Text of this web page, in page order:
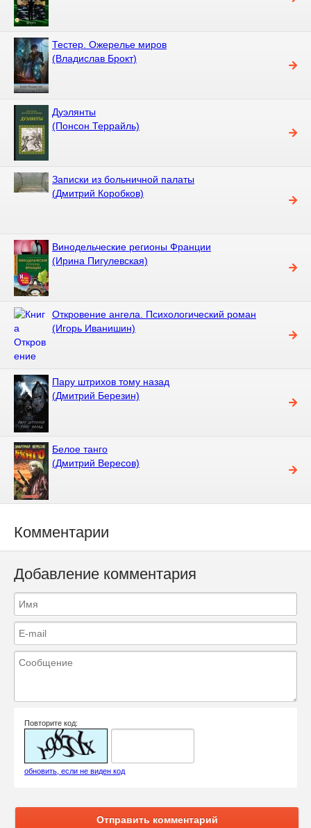
Тестер. Ожерелье миров
(Владислав Брокт)
Дуэлянты
(Понсон Террайль)
Записки из больничной палаты
(Дмитрий Коробков)
Винодельческие регионы Франции
(Ирина Пигулевская)
Откровение ангела. Психологический роман
(Игорь Иванишин)
Пару штрихов тому назад
(Дмитрий Березин)
Белое танго
(Дмитрий Вересов)
Комментарии
Добавление комментария
Повторите код:
обновить, если не виден код
Отправить комментарий